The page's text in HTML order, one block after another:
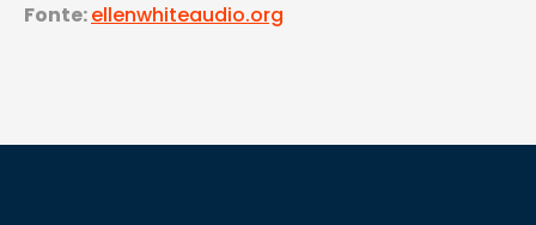
Fonte:ellenwhiteaudio.org